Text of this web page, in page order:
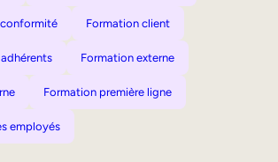
Formation client
Formation externe
Formation première ligne
employés